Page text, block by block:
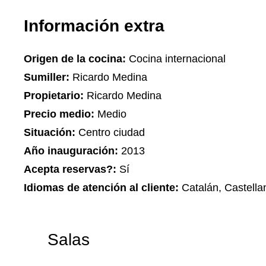
Información extra
Origen de la cocina: Cocina internacional
Sumiller: Ricardo Medina
Propietario: Ricardo Medina
Precio medio: Medio
Situación: Centro ciudad
Año inauguración: 2013
Acepta reservas?: Sí
Idiomas de atención al cliente: Catalán,
Salas